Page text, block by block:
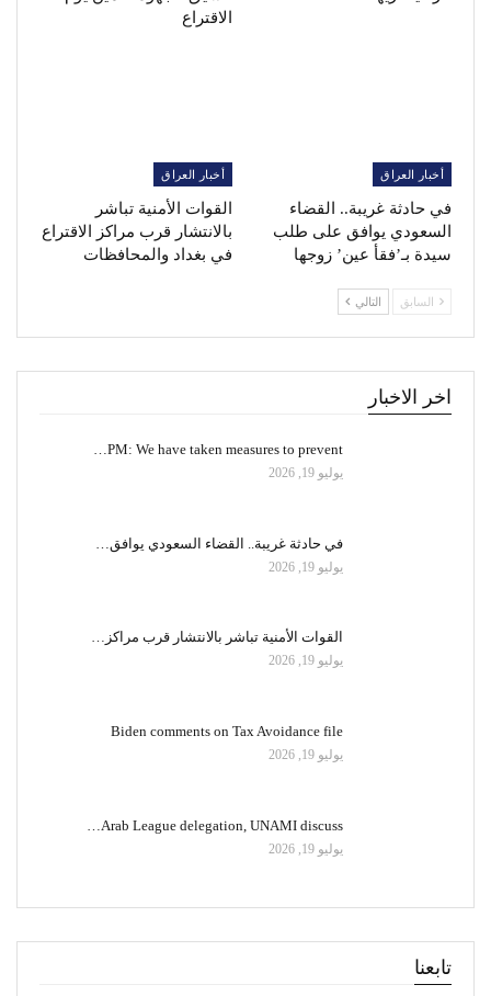
الاقتراع
أخبار العراق
في حادثة غريبة.. القضاء
السعودي يوافق على طلب
سيدة بـ’فقأ عين’ زوجها
أخبار العراق
القوات الأمنية تباشر
بالانتشار قرب مراكز الاقتراع
في بغداد والمحافظات
السابق التالي
اخر الاخبار
PM: We have taken measures to prevent…
يوليو 19, 2026
في حادثة غريبة.. القضاء السعودي يوافق…
يوليو 19, 2026
القوات الأمنية تباشر بالانتشار قرب مراكز…
يوليو 19, 2026
Biden comments on Tax Avoidance file
يوليو 19, 2026
Arab League delegation, UNAMI discuss…
يوليو 19, 2026
تابعنا